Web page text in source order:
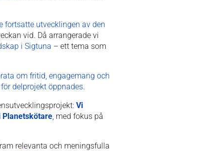
fortsatte utvecklingen av den
vid. Då arrangerade vi
i Sigtuna – ett tema som
om fritid, engagemang och
delprojekt öppnades.
Vi
Planetskötare, med fokus på
relevanta och meningsfulla